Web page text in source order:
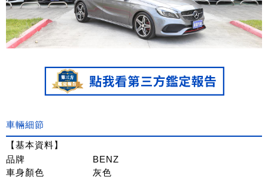
車輛細節
【基本資料】
品牌
BENZ
車身顏色
灰色